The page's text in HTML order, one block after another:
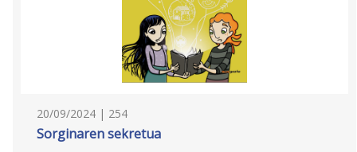
20/09/2024 | 254
Sorginaren sekretua